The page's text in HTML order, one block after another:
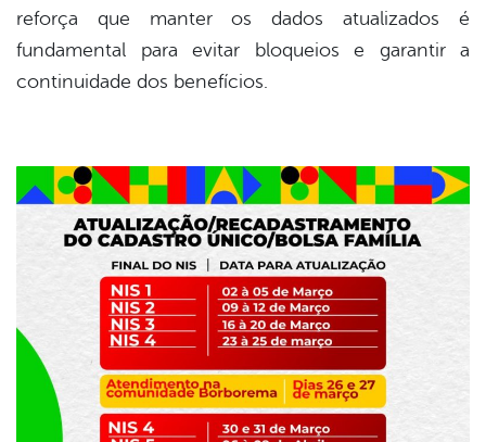
reforça que manter os dados atualizados é
fundamental para evitar bloqueios e garantir a
continuidade dos benefícios.